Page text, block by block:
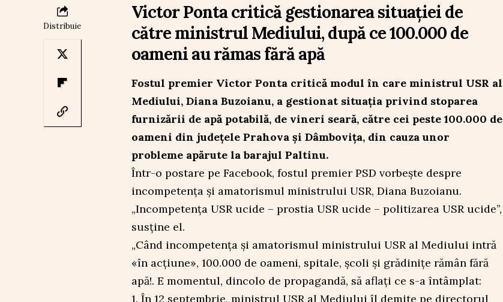
Distribuie
Victor Ponta critică gestionarea situației de
către ministrul Mediului, după ce 100.000 de
oameni au rămas fără apă
Fostul premier Victor Ponta critică modul în care ministrul USR al
Mediului, Diana Buzoianu, a gestionat situația privind stoparea
furnizării de apă potabilă, de vineri seară, către cei peste 100.000 de
oameni din județele Prahova şi Dâmboviţa, din cauza unor
probleme apărute la barajul Paltinu.
Într-o postare pe Facebook, fostul premier PSD vorbește despre
incompetența și amatorismul ministrului USR, Diana Buzoianu.
„Incompetența USR ucide – prostia USR ucide – politizarea USR ucide”,
susține el.
„Când incompetența și amatorismul ministrului USR al Mediului intră
«în acțiune», 100.000 de oameni, spitale, școli și grădinițe rămân fără
apă!. E momentul, dincolo de propagandă, să aflați ce s-a întâmplat:
1. În 12 septembrie, ministrul USR al Mediului îl demite pe directorul